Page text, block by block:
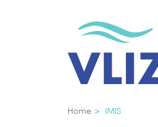
Home IMIS